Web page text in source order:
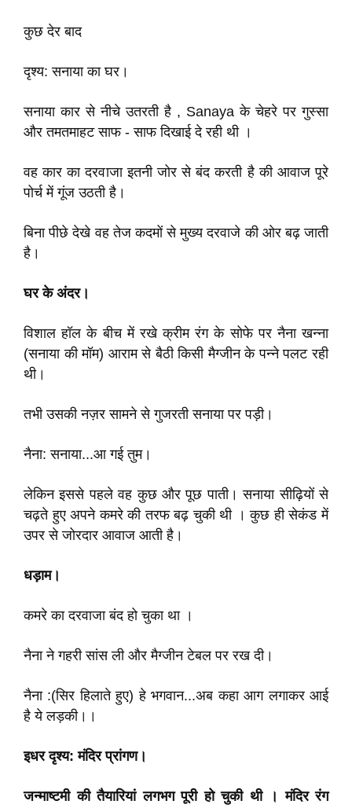
कुछ देर बाद
दृश्य: सनाया का घर।
सनाया कार से नीचे उतरती है , Sanaya के चेहरे पर गुस्सा
और तमतमाहट साफ - साफ दिखाई दे रही थी ।
वह कार का दरवाजा इतनी जोर से बंद करती है की आवाज पूरे
पोर्च में गूंज उठती है।
बिना पीछे देखे वह तेज कदमों से मुख्य दरवाजे की ओर बढ़ जाती
है।
घर के अंदर।
विशाल हॉल के बीच में रखे क्रीम रंग के सोफे पर नैना खन्ना
(सनाया की मॉम) आराम से बैठी किसी मैग्जीन के पन्ने पलट रही
थी।
तभी उसकी नज़र सामने से गुजरती सनाया पर पड़ी।
नैना: सनाया...आ गई तुम।
लेकिन इससे पहले वह कुछ और पूछ पाती। सनाया सीढ़ियों से
चढ़ते हुए अपने कमरे की तरफ बढ़ चुकी थी । कुछ ही सेकंड में
उपर से जोरदार आवाज आती है।
धड़ाम।
कमरे का दरवाजा बंद हो चुका था ।
नैना ने गहरी सांस ली और मैग्जीन टेबल पर रख दी।
नैना :(सिर हिलाते हुए) हे भगवान...अब कहा आग लगाकर आई
है ये लड़की।।
इधर दृश्य: मंदिर प्रांगण।
जन्माष्टमी की तैयारियां लगभग पूरी हो चुकी थी । मंदिर रंग